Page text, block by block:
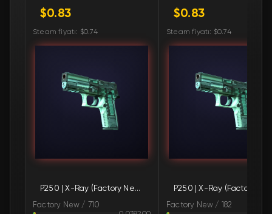
FN $0.84
FN $0.84🛒
$0.84
$0.84🛒
🛒
FN $0.84🛒
FN $0.84 🛒
$0.83
Steam fiyatı: $0.74
P250 | X-Ray (Factory New)
Factory New / 710
$0.83
Steam fiyatı: $0.74
Factory New / 182